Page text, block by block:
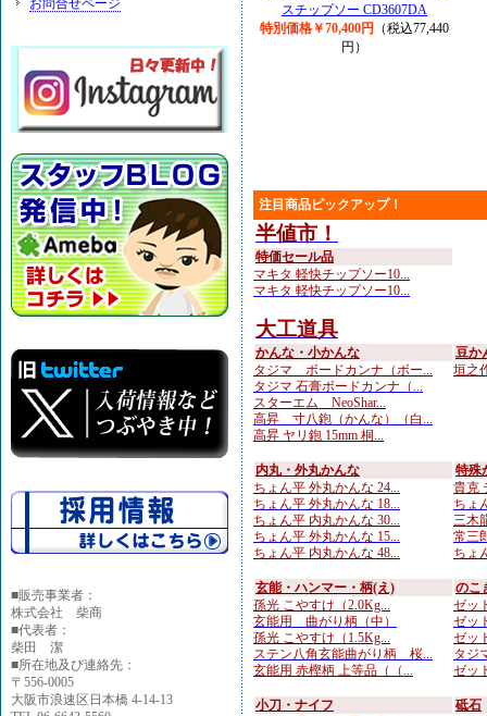
お問合せページ
■販売事業者：
株式会社 柴商
■代表者：
柴田 潔
■所在地及び連絡先：
〒556-0005
大阪市浪速区日本橋 4-14-13
スチップソー CD3607DA
特別価格￥70,400円
（税込77,440
円）
注目商品ピックアップ！
半値市！
特価セール品
マキタ 軽快チップソー10...
マキタ 軽快チップソー10...
大工道具
かんな・小かんな
タジマ ボードカンナ（ボー...
タジマ 石膏ボードカンナ（...
スターエム NeoShar...
高昇 寸八鉋（かんな）（白...
高昇 ヤリ鉋 15mm 桐...
豆か
垣之
内丸・外丸かんな
ちょん平 外丸かんな 24...
ちょん平 外丸かんな 18...
ちょん平 内丸かんな 30...
ちょん平 外丸かんな 15...
ちょん平 内丸かんな 48...
特殊
貴克
ちょ
三木
常三
ちょ
玄能・ハンマー・柄(え)
孫光 こやすけ（2.0Kg...
玄能用 曲がり柄（中）
孫光 こやすけ（1.5Kg...
ステン八角玄能曲がり柄 桜...
玄能用 赤樫柄 上等品（（...
のこ
ゼッ
ゼッ
ゼッ
タジ
ゼッ
小刀・ナイフ
砥石